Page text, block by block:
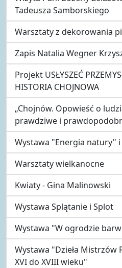
Tadeusza Samborskiego
Warsztaty z dekorowania
Zapis Natalia Wegner
Projekt USŁYSZEĆ
HISTORIA CHOJNOWA
„Chojnów. Opowieść o
prawdziwe i
Wystawa "Energia natury"
Warsztaty wielkanocne
Kwiaty - Gina Malinowski
Wystawa Splątanie i Splot
Wystawa "W ogrodzie
Wystawa "Dzieła Mistrzów
XVI do XVIII wieku"